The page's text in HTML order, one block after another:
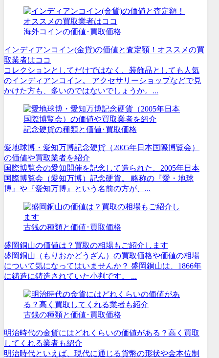
海外コインの価値･買取価格
インディアンコイン(金貨)の価値と査定額！オススメの買
取業者はココ
コレクションとしてだけではなく、装飾品としても人気
のインディアンコイン。 アクセサリーショップなどで見
かけた方も、多いのではないでしょうか。...
記念硬貨の種類と価値･買取価格
愛地球博・愛知万博記念硬貨（2005年日本国際博覧会）
の価値や買取業者を紹介
国際博覧会の愛知開催を記念して造られた、2005年日本
国際博覧会（愛知万博）記念硬貨。 略称の『愛・地球
博』や『愛知万博』という名前の方が、...
古銭の種類と価値･買取価格
盛岡銅山の価値は？買取の相場もご紹介します
盛岡銅山（もりおかどうざん）の買取価格や価値の相場
について気になってはいませんか？ 盛岡銅山は、1866年
に鋳造に鋳造されていた小判です。 ...
古銭の種類と価値･買取価格
明治時代の金貨にはどれくらいの価値がある？高く買取
してくれる業者も紹介
明治時代といえば、現代に通じる貨幣の形状や金本位制